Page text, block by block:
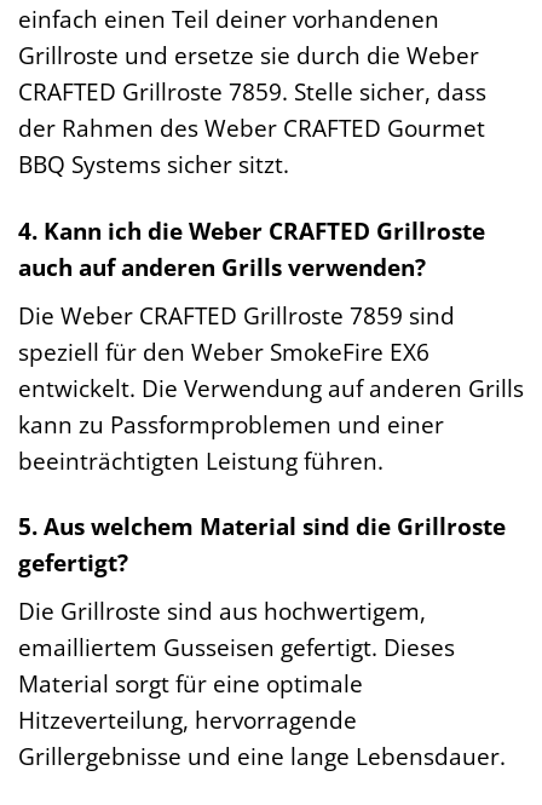
einfach einen Teil deiner vorhandenen
Grillroste und ersetze sie durch die Weber
CRAFTED Grillroste 7859. Stelle sicher, dass
der Rahmen des Weber CRAFTED Gourmet
BBQ Systems sicher sitzt.
4. Kann ich die Weber CRAFTED Grillroste
auch auf anderen Grills verwenden?
Die Weber CRAFTED Grillroste 7859 sind
speziell für den Weber SmokeFire EX6
entwickelt. Die Verwendung auf anderen Grills
kann zu Passformproblemen und einer
beeinträchtigten Leistung führen.
5. Aus welchem Material sind die Grillroste
gefertigt?
Die Grillroste sind aus hochwertigem,
emailliertem Gusseisen gefertigt. Dieses
Material sorgt für eine optimale
Hitzeverteilung, hervorragende
Grillergebnisse und eine lange Lebensdauer.